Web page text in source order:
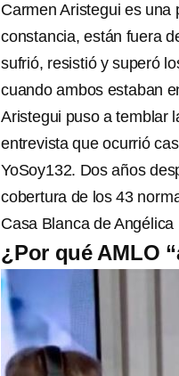
Carmen Aristegui es
constancia, están fuera
sufrió, resistió y superó
cuando ambos estaban
Aristegui puso a temblar
entrevista que ocurrió
YoSoy132. Dos años
cobertura de los 43
Casa Blanca de Angélica
¿Por qué AMLO